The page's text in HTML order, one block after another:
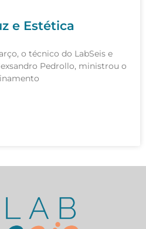
e Estética
o técnico do LabSeis e
Pedrollo, ministrou o